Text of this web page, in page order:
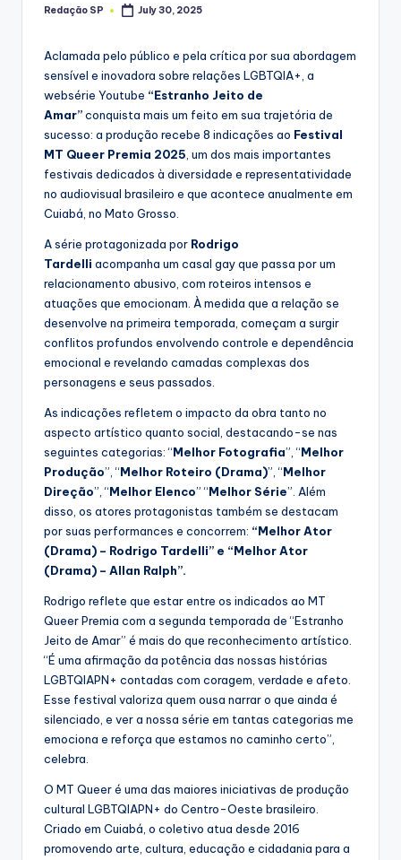
Posted
Redação SP July 30, 2025
Aclamada pelo público e pela crítica por sua abordagem
sensível e inovadora sobre relações LGBTQIA+, a
websérie Youtube “Estranho Jeito de
Amar”conquista mais um feito em sua trajetória de
sucesso: a produção recebe 8 indicações ao Festival
MT Queer Premia 2025 , um dos mais importantes
festivais dedicados à diversidade e representatividade
no audiovisual brasileiro e que acontece anualmente em
Cuiabá, no Mato Grosso.
A série protagonizada por Rodrigo
Tardelli acompanha um casal gay que passa por um
relacionamento abusivo, com roteiros intensos e
atuações que emocionam. À medida que a relação se
desenvolve na primeira temporada, começam a surgir
conflitos profundos envolvendo controle e dependência
emocional e revelando camadas complexas dos
personagens e seus passados.
As indicações refletem o impacto da obra tanto no
aspecto artístico quanto social, destacando-se nas
seguintes categorias: “Melhor Fotografia”, “Melhor
Produção”, “Melhor Roteiro (Drama)”, “Melhor
Direção”, “Melhor Elenco” “Melhor Série”. Além
disso, os atores protagonistas também se destacam
por suas performances e concorrem: “Melhor Ator
(Drama) – Rodrigo Tardelli” e “Melhor Ator
(Drama) – Allan Ralph”.
Rodrigo reflete que estar entre os indicados ao MT
Queer Premia com a segunda temporada de “Estranho
Jeito de Amar” é mais do que reconhecimento artístico.
“É uma afirmação da potência das nossas histórias
LGBTQIAPN+ contadas com coragem, verdade e afeto.
Esse festival valoriza quem ousa narrar o que ainda é
silenciado, e ver a nossa série em tantas categorias me
emociona e reforça que estamos no caminho certo”,
celebra.
O MT Queer é uma das maiores iniciativas de produção
cultural LGBTQIAPN+ do Centro-Oeste brasileiro.
Criado em Cuiabá, o coletivo atua desde 2016
promovendo arte, cultura, educação e cidadania para a